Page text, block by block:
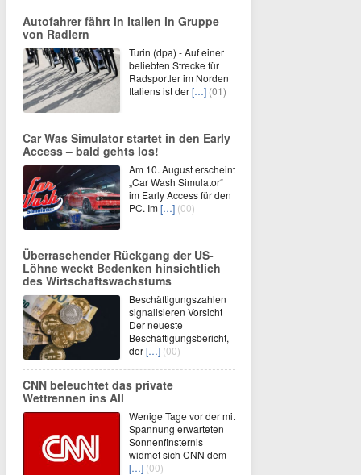
Autofahrer fährt in Italien in Gruppe
von Radlern
Turin (dpa) - Auf einer
beliebten Strecke für
Radsportler im Norden
Italiens ist der[…] (01)
Car Was Simulator startet in den Early
Access – bald gehts los!
Am 10. August erscheint
„Car Wash Simulator“
im Early Access für den
PC. Im[…] (00)
Überraschender Rückgang der US-
Löhne weckt Bedenken hinsichtlich
des Wirtschaftswachstums
Beschäftigungszahlen
signalisieren Vorsicht
Der neueste
Beschäftigungsbericht,
der[…] (00)
CNN beleuchtet das private
Wettrennen ins All
Wenige Tage vor der mit
Spannung erwarteten
Sonnenfinsternis
widmet sich CNN dem
[…] (00)